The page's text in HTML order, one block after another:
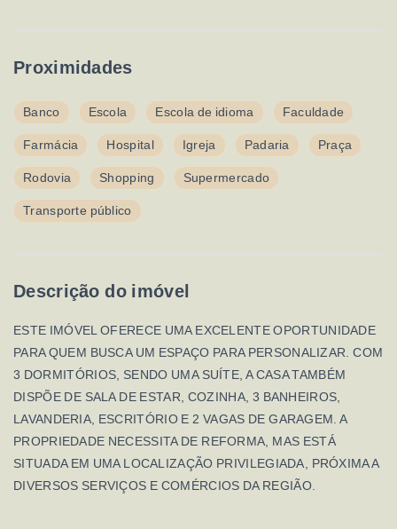
Proximidades
Banco Escola Escola de idioma Faculdade
Farmácia Hospital Igreja Padaria Praça
Rodovia Shopping Supermercado
Transporte público
Descrição do imóvel
ESTE IMÓVEL OFERECE UMA EXCELENTE OPORTUNIDADE
PARA QUEM BUSCA UM ESPAÇO PARA PERSONALIZAR. COM
3 DORMITÓRIOS, SENDO UMA SUÍTE, A CASA TAMBÉM
DISPÕE DE SALA DE ESTAR, COZINHA, 3 BANHEIROS,
LAVANDERIA, ESCRITÓRIO E 2 VAGAS DE GARAGEM. A
PROPRIEDADE NECESSITA DE REFORMA, MAS ESTÁ
SITUADA EM UMA LOCALIZAÇÃO PRIVILEGIADA, PRÓXIMA A
DIVERSOS SERVIÇOS E COMÉRCIOS DA REGIÃO.